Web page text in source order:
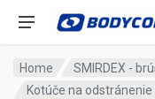
Home
SMIRDEX -
Kotúče na